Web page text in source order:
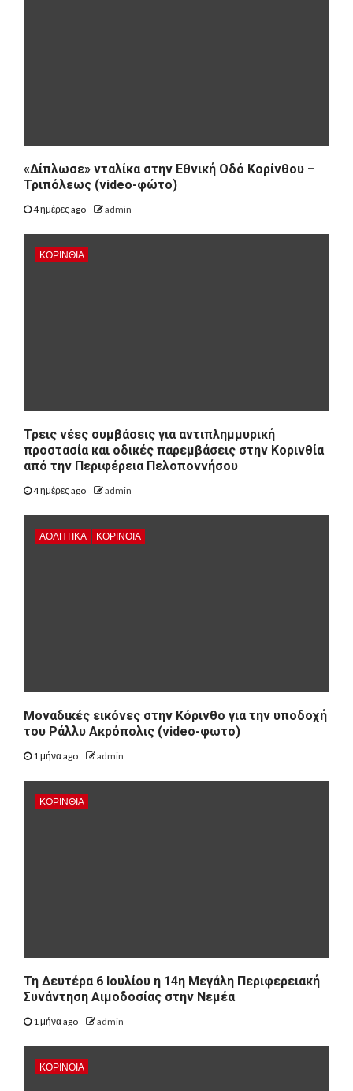
«Δίπλωσε» νταλίκα στην Εθνική Oδό Κορίνθου –
Τριπόλεως (video-φώτο)
4 ημέρες ago admin
ΚΟΡΙΝΘΊΑ
Τρεις νέες συμβάσεις για αντιπλημμυρική
προστασία και οδικές παρεμβάσεις στην Κορινθία
από την Περιφέρεια Πελοποννήσου
4 ημέρες ago admin
ΑΘΛΗΤΙΚΑ ΚΟΡΙΝΘΊΑ
Μοναδικές εικόνες στην Κόρινθο για την υποδοχή
του Ράλλυ Ακρόπολις (video-φωτο)
1 μήνα ago admin
ΚΟΡΙΝΘΊΑ
Τη Δευτέρα 6 Ιουλίου η 14η Μεγάλη Περιφερειακή
Συνάντηση Αιμοδοσίας στην Νεμέα
1 μήνα ago admin
ΚΟΡΙΝΘΊΑ